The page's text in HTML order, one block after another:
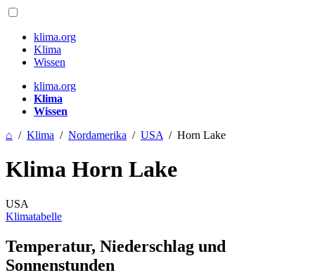
klima.org
Klima
Wissen
klima.org
Klima
Wissen
⌂ / Klima / Nordamerika / USA / Horn Lake
Klima Horn Lake
USA
Klimatabelle
Temperatur, Niederschlag und
Sonnenstunden